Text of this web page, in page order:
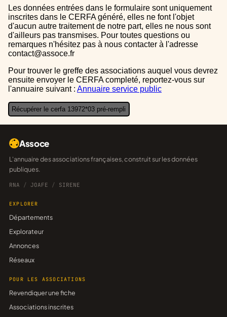
Les données entrées dans le formulaire sont uniquement
inscrites dans le CERFA généré, elles ne font l'objet
d'aucun autre traitement de notre part, elles ne nous sont
d'ailleurs pas transmises. Pour toutes questions ou
remarques n'hésitez pas à nous contacter à l'adresse
contact@assoce.fr
Pour trouver le greffe des associations auquel vous devrez
ensuite envoyer le CERFA completé, reportez-vous sur
l'annuaire suivant : Annuaire service public
Récupérer le cerfa 13972*03 pré-rempli
Assoce
L'annuaire des associations françaises, construit sur les données
publiques.
RNA / JOAFE / SIRENE
EXPLORER
Départements
Explorateur
Annonces
Réseaux
POUR LES ASSOCIATIONS
Revendiquer une fiche
Associations inscrites